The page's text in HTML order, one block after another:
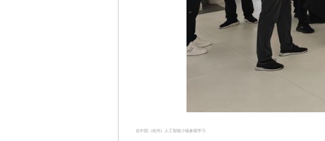
在中国（杭州）人工智能小镇参观学习